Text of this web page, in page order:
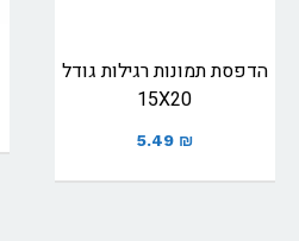
הדפסת תמונות רגילות גודל
15X20
5.49 ₪